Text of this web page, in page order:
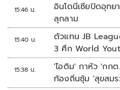
15:46 น.
อินโดนีเซียปิดอุทย
ลุกลาม
15:40 น.
ตัวแทน JB
3 ศึก World
ที่สิงคโปร์
15:38 น.
'ไอติม' กาหัว 'กกต
ท้องถิ่นซุ้ม 'สุขสม